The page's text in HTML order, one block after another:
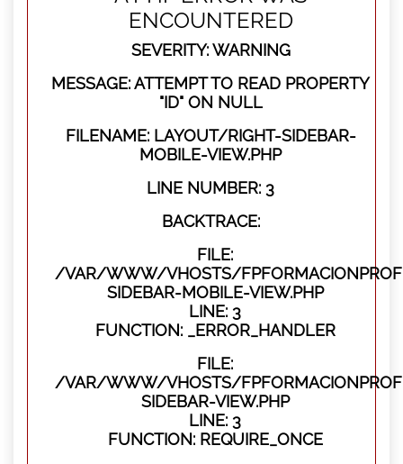
ENCOUNTERED
SEVERITY: WARNING
MESSAGE: ATTEMPT TO READ PROPERTY
"ID" ON NULL
FILENAME: LAYOUT/RIGHT-SIDEBAR-
MOBILE-VIEW.PHP
LINE NUMBER: 3
BACKTRACE:
FILE:
/VAR/WWW/VHOSTS/
SIDEBAR-MOBILE-VIEW.PHP
LINE: 3
FUNCTION: _ERROR_HANDLER
FILE:
/VAR/WWW/VHOSTS/
SIDEBAR-VIEW.PHP
LINE: 3
FUNCTION: REQUIRE_ONCE